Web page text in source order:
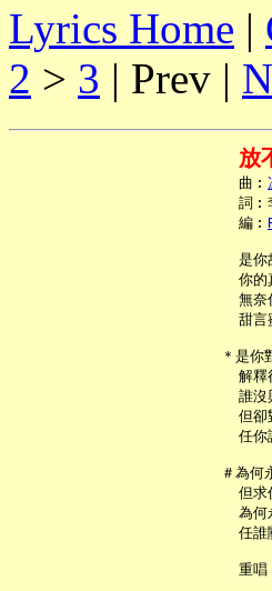
Lyrics Home |
2 > 3 | Prev |
放
     曲︰
詞︰
     編︰
是你
你的
無奈
甜言
＊是你
解釋
誰沒
但卻
任你
＃為何
但求
為何
任誰
重唱